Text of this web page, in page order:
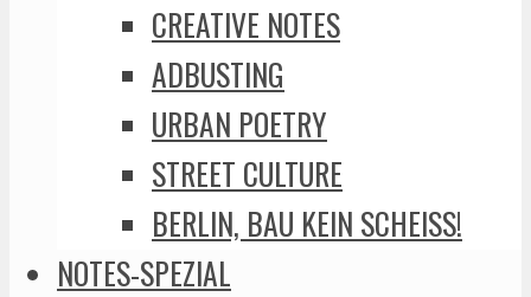
CREATIVE NOTES
ADBUSTING
URBAN POETRY
STREET CULTURE
BERLIN, BAU KEIN SCHEISS!
NOTES-SPEZIAL